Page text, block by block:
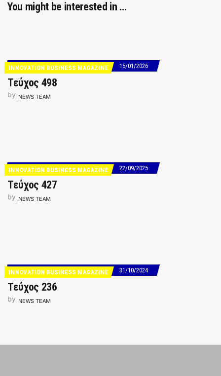
You might be interested in …
INNOVATION BUSINESS MAGAZINE 15/01/2026
Τεύχος 498
by NEWS TEAM
INNOVATION BUSINESS MAGAZINE 22/09/2025
Τεύχος 427
by NEWS TEAM
INNOVATION BUSINESS MAGAZINE 31/10/2024
Τεύχος 236
by NEWS TEAM